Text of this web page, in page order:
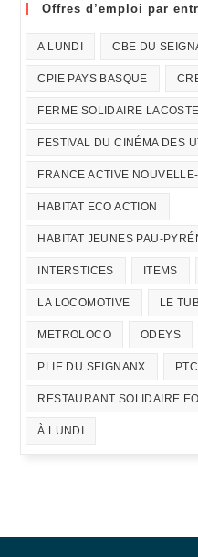
Offres d’emploi par
A LUNDI CBE DU
CPIE PAYS BASQUE
FERME SOLIDAIRE LACOSTE
FESTIVAL DU CINÉMA DES
FRANCE ACTIVE
HABITAT ECO ACTION
HABITAT JEUNES PAU-
INTERSTICES ITEMS
LA LOCOMOTIVE LE
METROLOCO ODEYS
PLIE DU SEIGNANX
RESTAURANT SOLIDAIRE
À LUNDI